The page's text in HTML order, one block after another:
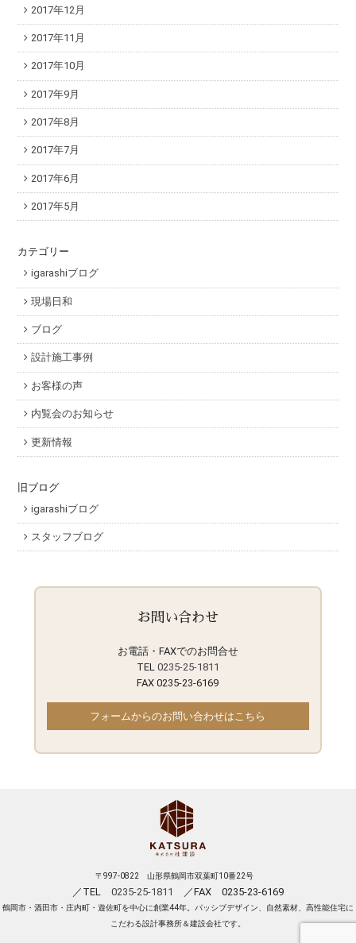
2017年12月
2017年11月
2017年10月
2017年9月
2017年8月
2017年7月
2017年6月
2017年5月
カテゴリー
igarashiブログ
現場日和
ブログ
設計施工事例
お客様の声
内覧会のお知らせ
更新情報
旧ブログ
igarashiブログ
スタッフブログ
お問い合わせ
お電話・FAXでのお問合せ
TEL 0235-25-1811
FAX 0235-23-6169
フォームからのお問い合わせはこちら
〒997-0822 山形県鶴岡市双葉町10番22号
／TEL 0235-25-1811 ／FAX 0235-23-6169
鶴岡市・酒田市・庄内町・遊佐町を中心に創業44年。パッシブデザイン、自然素材、高性能住宅に
こだわる設計事務所＆建設会社です。